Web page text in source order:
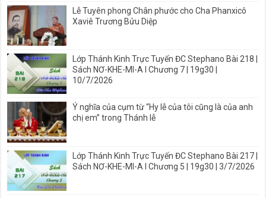
Lễ Tuyên phong Chân phước cho Cha Phanxicô
Xaviê Trương Bửu Diệp
Lớp Thánh Kinh Trực Tuyến ĐC Stephano Bài 218 |
Sách NƠ-KHE-MI-A I Chương 7 | 19g30 |
10/7/2026
Ý nghĩa của cụm từ “Hy lễ của tôi cũng là của anh
chị em” trong Thánh lễ
Lớp Thánh Kinh Trực Tuyến ĐC Stephano Bài 217 |
Sách NƠ-KHE-MI-A I Chương 5 | 19g30 | 3/7/2026